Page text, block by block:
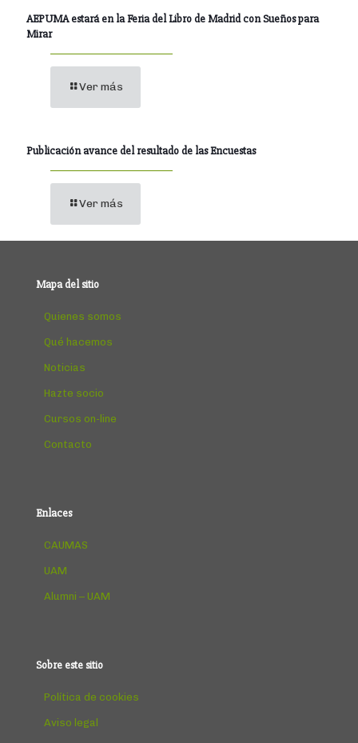
AEPUMA estará en la Feria del Libro de Madrid con Sueños para
Mirar
Ver más
Publicación avance del resultado de las Encuestas
Ver más
Mapa del sitio
Quienes somos
Qué hacemos
Noticias
Hazte socio
Cursos on-line
Contacto
Enlaces
CAUMAS
UAM
Alumni – UAM
Sobre este sitio
Política de cookies
Aviso legal